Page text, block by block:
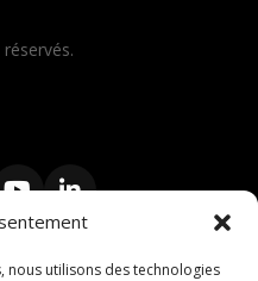
nous utilisons des technologies